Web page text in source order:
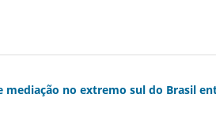
no extremo sul do Brasil